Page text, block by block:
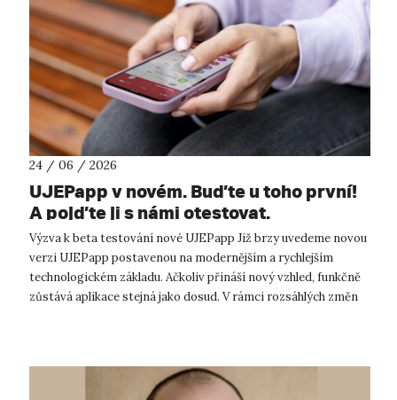
24 / 06 / 2026
UJEPapp v novém. Buďte u toho první!
A pojďte ji s námi otestovat.
Výzva k beta testování nové UJEPapp Již brzy uvedeme novou
verzi UJEPapp postavenou na modernějším a rychlejším
technologickém základu. Ačkoliv přináší nový vzhled, funkčně
zůstává aplikace stejná jako dosud. V rámci rozsáhlých změn